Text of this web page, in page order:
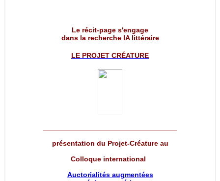
Le récit-page s'engage
dans la recherche IA littéraire
LE PROJET CRÉATURE
présentation du Projet-Créature au
Colloque international
Auctorialités augmentées